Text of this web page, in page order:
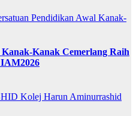
Pendidikan Awal Kanak-
Kanak Cemerlang Raih
Kolej Harun Aminurrashid